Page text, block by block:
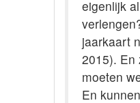
eigenlijk
jaarkaart
2015). En
moeten
En